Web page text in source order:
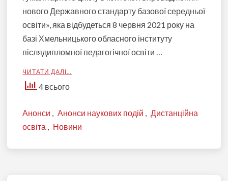
нового Державного стандарту базової середньої
освіти», яка відбудеться 8 червня 2021 року на
базі Хмельницького обласного інституту
післядипломної педагогічної освіти …
ЧИТАТИ ДАЛІ…
4 всього
Анонси , Анонси наукових подій , Дистанційна
освіта , Новини